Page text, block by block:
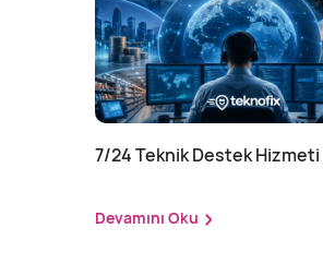
7/24 Teknik Destek Hizmeti
Devamını Oku